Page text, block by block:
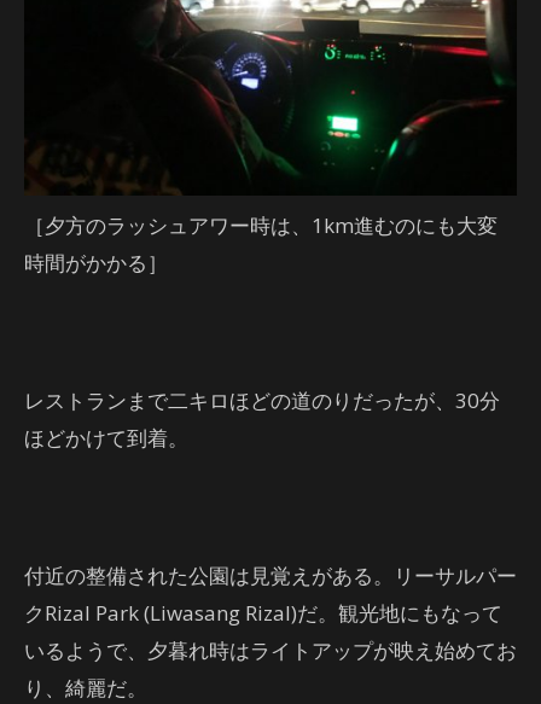
［夕方のラッシュアワー時は、1km進むのにも大変
時間がかかる］
レストランまで二キロほどの道のりだったが、30分
ほどかけて到着。
付近の整備された公園は見覚えがある。リーサルパー
クRizal Park (Liwasang Rizal)だ。観光地にもなって
いるようで、夕暮れ時はライトアップが映え始めてお
り、綺麗だ。